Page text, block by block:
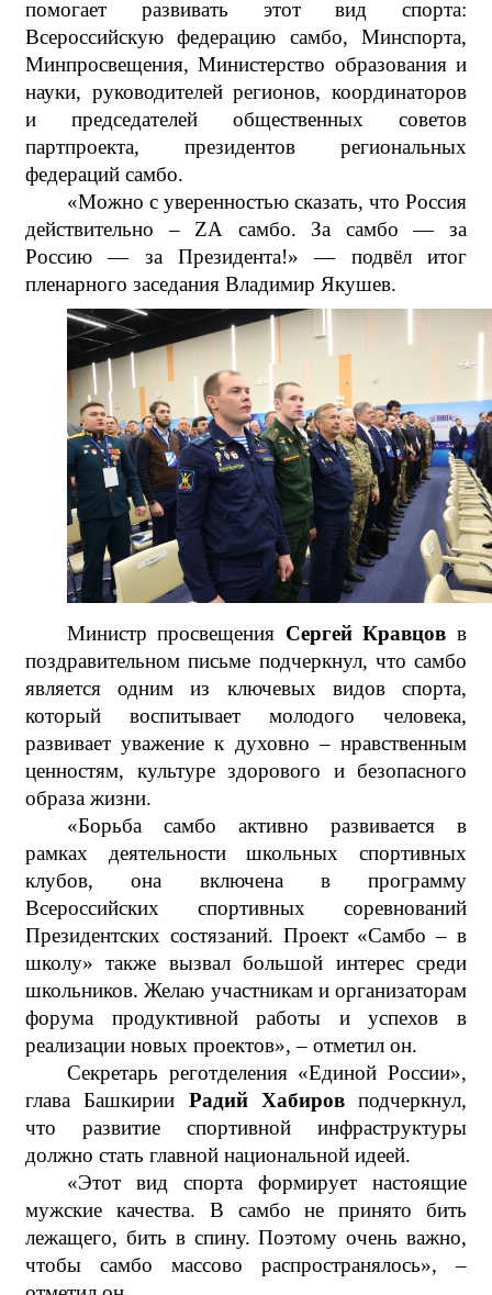
помогает развивать этот вид спорта:
Всероссийскую федерацию самбо, Минспорта,
Минпросвещения, Министерство образования и
науки, руководителей регионов, координаторов
и председателей общественных советов
партпроекта, президентов региональных
федераций самбо.
«Можно с уверенностью сказать, что Россия
действительно – ZА самбо. За самбо — за
Россию — за Президента!» — подвёл итог
пленарного заседания Владимир Якушев.
Министр просвещения Сергей Кравцов в
поздравительном письме подчеркнул, что самбо
является одним из ключевых видов спорта,
который воспитывает молодого человека,
развивает уважение к духовно – нравственным
ценностям, культуре здорового и безопасного
образа жизни.
«Борьба самбо активно развивается в
рамках деятельности школьных спортивных
клубов, она включена в программу
Всероссийских спортивных соревнований
Президентских состязаний. Проект «Самбо – в
школу» также вызвал большой интерес среди
школьников. Желаю участникам и организаторам
форума продуктивной работы и успехов в
реализации новых проектов», – отметил он.
Секретарь реготделения «Единой России»,
глава Башкирии Радий Хабировподчеркнул,
что развитие спортивной инфраструктуры
должно стать главной национальной идеей.
«Этот вид спорта формирует настоящие
мужские качества. В самбо не принято бить
лежащего, бить в спину. Поэтому очень важно,
чтобы самбо массово распространялось», –